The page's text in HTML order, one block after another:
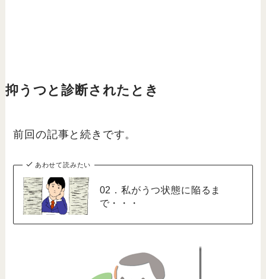
抑うつと診断されたとき
前回の記事と続きです。
あわせて読みたい
02．私がうつ状態に陥るま
で・・・